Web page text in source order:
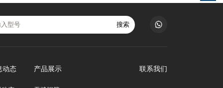
搜索
动态 产品展示 联系我们